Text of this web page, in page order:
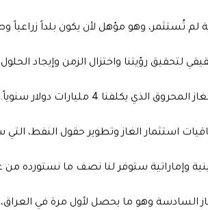
لم تُستثمر، وهو مؤهل لأن يكون بلداً زراعياً
لتحقيق رؤيتنا واختزال الزمن وإيجاد
يكلفنا 4 مليارات دولار سنوياً.
استثمار الغاز وتطوير حقول النفط،
وإماراتية ستوفر لنا نصف ما نستورده من
السادسة وهو ما يحصل لأول مرة في